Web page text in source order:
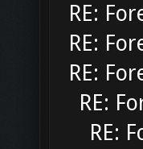
RE:
RE:
RE:
RE:
RE: